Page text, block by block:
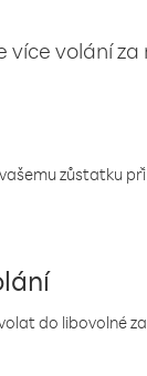
více volání
zůstatku
do libovolné